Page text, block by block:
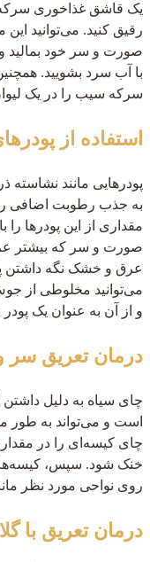
یک قاشق غذاخوری
رقیق کنید. می‌توانید این
صورت و سر خود بمالید و
با آب سرد بشویید.
سرکه سیب را در یک
استفاده از
پودرهایی مانند نشاسته
به جذب رطوبت اضافی
مقداری از این پودرها
صورت و سر که بیشتر
عرق و خشک نگه داشتن
می‌توانید مخلوطی از
و از آن به عنوان یک
درمان تعریق سر
چای سیاه به دلیل
است و می‌تواند به طور
چای کیسه‌ای را در
روی نواحی مورد نظر
درمان تعریق با